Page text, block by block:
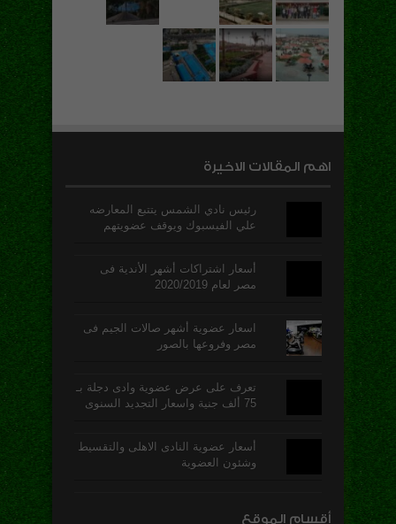
اهم المقالات الاخيرة
رئيس نادي الشمس يتتبع المعارضه
علي الفيسبوك ويوقف عضويتهم
أسعار اشتراكات أشهر الأندية فى
مصر لعام 2020/2019
اسعار عضوية أشهر صالات الجيم فى
مصر وفروعها بالصور
تعرف على عرض عضوية وادى دجلة بـ
75 ألف جنية واسعار التجديد السنوى
أسعار عضوية النادى الاهلى والتقسيط
وشئون العضوية
أقسام الموقع